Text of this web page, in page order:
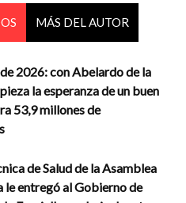
MÁS DEL AUTOR
2026: con Abelardo de la
la esperanza de un buen
53,9 millones de
de Salud de la Asamblea
le entregó al Gobierno de